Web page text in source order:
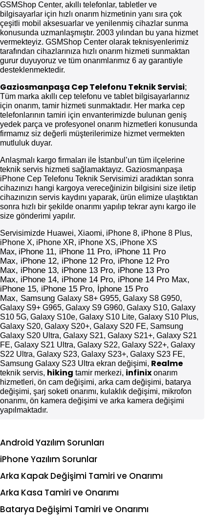
GSMShop Center, akıllı telefonlar, tabletler ve
bilgisayarlar için hızlı onarım hizmetinin yanı sıra çok
çeşitli mobil aksesuarlar ve yenilenmiş cihazlar sunma
konusunda uzmanlaşmıştır. 2003 yılından bu yana hizmet
vermekteyiz. GSMShop Center olarak teknisyenlerimiz
tarafından cihazlarınıza hızlı onarım hizmeti sunmaktan
gurur duyuyoruz ve tüm onarımlarımız 6 ay garantiyle
desteklenmektedir.
Gaziosmanpaşa Cep Telefonu Teknik Servisi;
Tüm marka akıllı cep telefonu ve tablet bilgisayarlarınız
için onarım, tamir hizmeti sunmaktadır. Her marka cep
telefonlarının tamiri için envanterimizde bulunan geniş
yedek parça ve profesyonel onarım hizmetleri konusunda
firmamız siz değerli müşterilerimize hizmet vermekten
mutluluk duyar.
Anlaşmalı kargo firmaları ile İstanbul’un tüm ilçelerine
teknik servis hizmeti sağlamaktayız. Gaziosmanpaşa
iPhone Cep Telefonu Teknik Servisimizi aradıktan sonra
cihazınızı hangi kargoya vereceğinizin bilgisini size iletip
cihazınızın servis kaydını yaparak, ürün elimize ulaştıktan
sonra hızlı bir şekilde onarımı yapılıp tekrar aynı kargo ile
size gönderimi yapılır.
Servisimizde Huawei, Xiaomi, iPhone 8, iPhone 8 Plus,
iPhone X, iPhone XR, iPhone XS, iPhone XS
Max, iPhone 11, iPhone 11 Pro, iPhone 11 Pro
Max, iPhone 12, iPhone 12 Pro, iPhone 12 Pro
Max, iPhone 13, iPhone 13 Pro, iPhone 13 Pro
Max, iPhone 14, iPhone 14 Pro, iPhone 14 Pro Max,
iPhone 15, iPhone 15 Pro, İphone 15 Pro
Max, Samsung Galaxy S8+ G955, Galaxy S8 G950,
Galaxy S9+ G965, Galaxy S9 G960, Galaxy S10, Galaxy
S10 5G, Galaxy S10e, Galaxy S10 Lite, Galaxy S10 Plus,
Galaxy S20, Galaxy S20+, Galaxy S20 FE, Samsung
Galaxy S20 Ultra, Galaxy S21, Galaxy S21+, Galaxy S21
FE, Galaxy S21 Ultra, Galaxy S22, Galaxy S22+, Galaxy
S22 Ultra, Galaxy S23, Galaxy S23+, Galaxy S23 FE,
Samsung Galaxy S23 Ultra ekran değişimi, Realme
teknik servis, hiking tamir merkezi, infinix onarım
hizmetleri, ön cam değişimi, arka cam değişimi, batarya
değişimi, şarj soketi onarımı, kulaklık değişimi, mikrofon
onarımı, ön kamera değişimi ve arka kamera değişimi
yapılmaktadır.
Android Yazılım Sorunları
iPhone Yazılım Sorunlar
Arka Kapak Değişimi Tamiri ve Onarımı
Arka Kasa Tamiri ve Onarımı
Batarya Değişimi Tamiri ve Onarımı